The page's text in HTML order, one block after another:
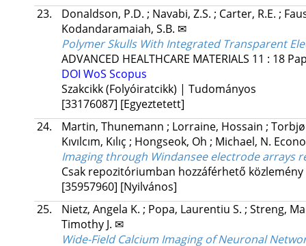
23.
Donaldson, P.D. ; Navabi, Z.S. ; Carter, R.E. ;
Kodandaramaiah, S.B. ✉
Polymer Skulls With Integrated Transparent
ADVANCED HEALTHCARE MATERIALS 11 : 18
DOI WoS Scopus
Szakcikk (Folyóiratcikk) | Tudományos
[33176087] [Egyeztetett]
24.
Martin, Thunemann ; Lorraine, Hossain ;
Kıvılcım, Kılıç ; Hongseok, Oh ; Michael, N.
Imaging through Windansee electrode arrays
Csak repozitóriumban hozzáférhető
[35957960] [Nyilvános]
25.
Nietz, Angela K. ; Popa, Laurentiu S. ; Streng,
Timothy J. ✉
Wide-Field Calcium Imaging of Neuronal